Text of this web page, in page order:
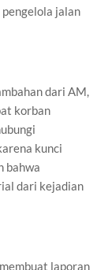
jalan
dari AM,
korban
kunci
bahwa
dari kejadian
laporan